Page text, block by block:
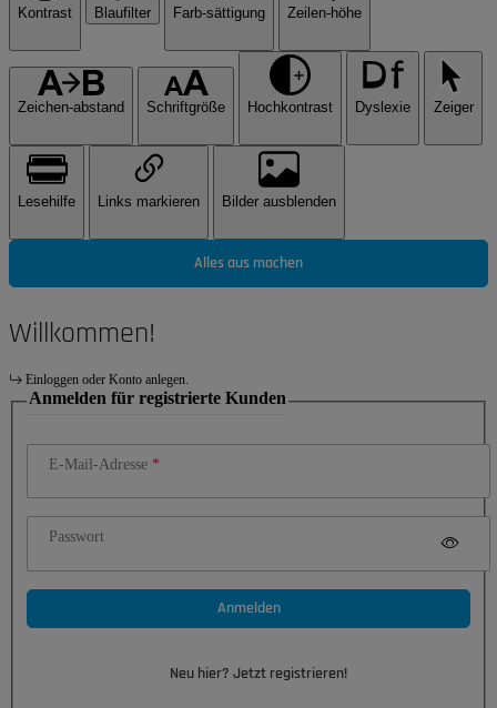
Kontrast Blaufilter Farb-sättigung Zeilen-höhe
Zeichen-abstand Schriftgröße Hochkontrast Dyslexie Zeiger
Lesehilfe Links markieren Bilder ausblenden
Alles aus machen
Willkommen!
Einloggen oder Konto anlegen.
Anmelden für registrierte Kunden
E-Mail-Adresse
Passwort
Anmelden
Neu hier? Jetzt registrieren!